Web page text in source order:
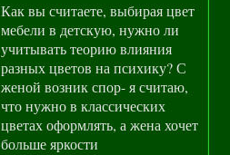
Как вы считаете, выбирая цвет
мебели в детскую, нужно ли
учитывать теорию влияния
разных цветов на психику? С
женой возник спор- я считаю,
что нужно в классических
цветах оформлять, а жена хочет
больше яркости